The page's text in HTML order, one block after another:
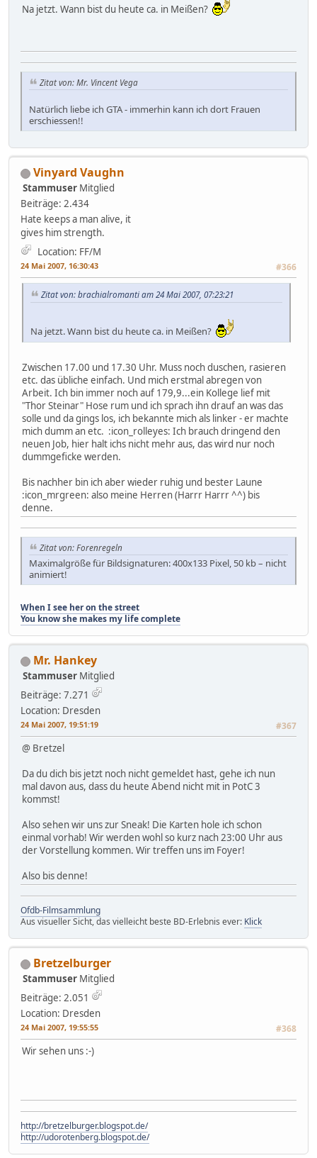
Na jetzt. Wann bist du heute ca. in Meißen?
Zitat von: Mr. Vincent Vega
Natürlich liebe ich GTA - immerhin kann ich dort Frauen
erschiessen!!
Vinyard Vaughn
Stammuser Mitglied
Beiträge: 2.434
Hate keeps a man alive, it
gives him strength.
Location: FF/M
24 Mai 2007, 16:30:43 #366
Zitat von: brachialromanti am 24 Mai 2007, 07:23:21
Na jetzt. Wann bist du heute ca. in Meißen?
Zwischen 17.00 und 17.30 Uhr. Muss noch duschen, rasieren
etc. das übliche einfach. Und mich erstmal abregen von
Arbeit. Ich bin immer noch auf 179,9...ein Kollege lief mit
"Thor Steinar" Hose rum und ich sprach ihn drauf an was das
solle und da gings los, ich bekannte mich als linker - er machte
mich dumm an etc. :icon_rolleyes: Ich brauch dringend den
neuen Job, hier halt ichs nicht mehr aus, das wird nur noch
dummgeficke werden.
Bis nachher bin ich aber wieder ruhig und bester Laune
:icon_mrgreen: also meine Herren (Harrr Harrr ^^) bis
denne.
Zitat von: Forenregeln
Maximalgröße für Bildsignaturen: 400x133 Pixel, 50 kb – nicht
animiert!
When I see her on the street
You know she makes my life complete
Mr. Hankey
Stammuser Mitglied
Beiträge: 7.271
Location: Dresden
24 Mai 2007, 19:51:19 #367
@ Bretzel
Da du dich bis jetzt noch nicht gemeldet hast, gehe ich nun
mal davon aus, dass du heute Abend nicht mit in PotC 3
kommst!
Also sehen wir uns zur Sneak! Die Karten hole ich schon
einmal vorhab! Wir werden wohl so kurz nach 23:00 Uhr aus
der Vorstellung kommen. Wir treffen uns im Foyer!
Also bis denne!
Ofdb-Filmsammlung
Aus visueller Sicht, das vielleicht beste BD-Erlebnis ever: Klick
Bretzelburger
Stammuser Mitglied
Beiträge: 2.051
Location: Dresden
24 Mai 2007, 19:55:55 #368
Wir sehen uns :-)
http://bretzelburger.blogspot.de/
http://udorotenberg.blogspot.de/